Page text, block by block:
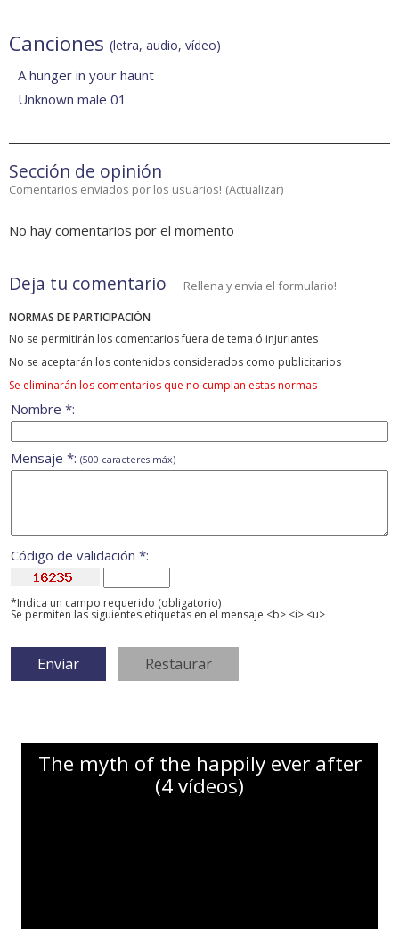
Canciones (letra, audio, vídeo)
A hunger in your haunt
Unknown male 01
Sección de opinión
Comentarios enviados por los usuarios! (Actualizar)
No hay comentarios por el momento
Deja tu comentario Rellena y envía el formulario!
NORMAS DE PARTICIPACIÓN
No se permitirán los comentarios fuera de tema ó injuriantes
No se aceptarán los contenidos considerados como publicitarios
Se eliminarán los comentarios que no cumplan estas normas
Nombre *:
Mensaje *: (500 caracteres máx)
Código de validación *:
*Indica un campo requerido (obligatorio)
Se permiten las siguientes etiquetas en el mensaje <b> <i> <u>
The myth of the happily ever after
(4 vídeos)